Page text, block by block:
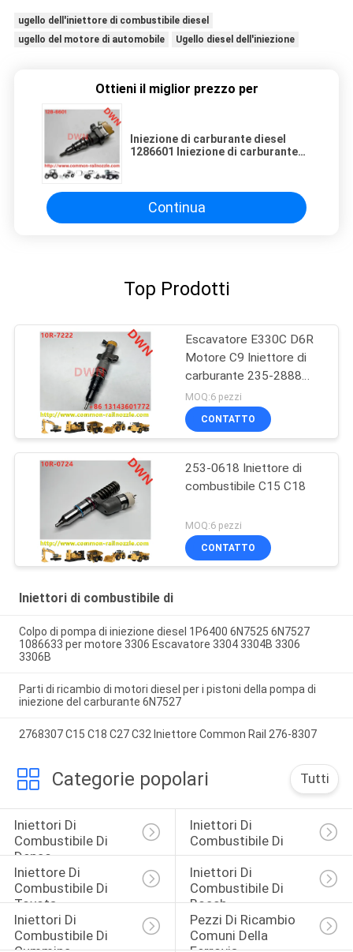
ugello dell'iniettore di combustibile diesel
ugello del motore di automobile
Ugello diesel dell'iniezione
Ottieni il miglior prezzo per
Iniezione di carburante diesel
1286601 Iniezione di carburante
Continua
Top Prodotti
Escavatore E330C D6R
Motore C9 Iniettore di
carburante 235-2888
10R7224
MOQ:6 pezzi
CONTATTO
253-0618 Iniettore di
combustibile C15 C18
MOQ:6 pezzi
CONTATTO
Iniettori di combustibile di
Colpo di pompa di iniezione diesel 1P6400 6N7525 6N7527
1086633 per motore 3306 Escavatore 3304 3304B 3306
3306B
Parti di ricambio di motori diesel per i pistoni della pompa di
iniezione del carburante 6N7527
2768307 C15 C18 C27 C32 Iniettore Common Rail 276-8307
Categorie popolari Tutti
Iniettori Di
Combustibile Di
Denso
Iniettori Di
Combustibile Di
Iniettore Di
Combustibile Di
Toyota
Iniettori Di
Combustibile Di
Bosch
Iniettori Di
Combustibile Di
Pezzi Di Ricambio
Comuni Della